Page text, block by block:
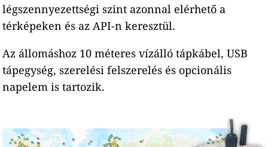
légszennyezettségi szint azonnal elérhető a
térképeken és az API-n keresztül.
Az állomáshoz 10 méteres vízálló tápkábel, USB
tápegység, szerelési felszerelés és opcionális
napelem is tartozik.